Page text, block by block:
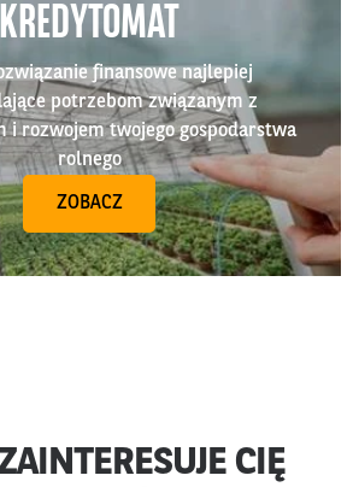
KREDYTOMAT
finansowe najlepiej
potrzebom związanym z
i rozwojem twojego gospodarstwa
rolnego
ZOBACZ
CIĘ